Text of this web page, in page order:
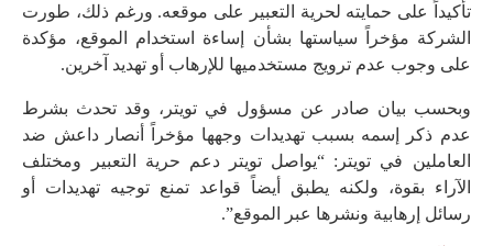
تأكيداً على حمايته لحرية التعبير على موقعه. ورغم ذلك، طورت
الشركة مؤخراً سياستها بشأن إساءة استخدام الموقع، مؤكدة
على وجوب عدم ترويج مستخدميها للإرهاب أو تهديد آخرين.
وبحسب بيان صادر عن مسؤول في تويتر، وقد تحدث بشرط
عدم ذكر إسمه بسبب تهديدات وجهها مؤخراً أنصار داعش ضد
العاملين في تويتر: “يواصل تويتر دعم حرية التعبير ومختلف
الآراء بقوة، ولكنه يطبق أيضاً قواعد تمنع توجيه تهديدات أو
رسائل إرهابية ونشرها عبر الموقع”.